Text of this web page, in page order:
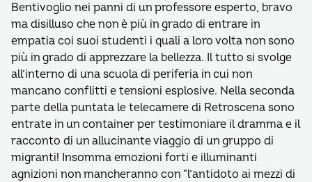
Bentivoglio nei panni di un professore esperto, bravo
ma disilluso che non è più in grado di entrare in
empatia coi suoi studenti i quali a loro volta non sono
più in grado di apprezzare la bellezza. Il tutto si svolge
all’interno di una scuola di periferia in cui non
mancano conflitti e tensioni esplosive. Nella seconda
parte della puntata le telecamere di Retroscena sono
entrate in un container per testimoniare il dramma e il
racconto di un allucinante viaggio di un gruppo di
migranti! Insomma emozioni forti e illuminanti
agnizioni non mancheranno con “l’antidoto ai mezzi di